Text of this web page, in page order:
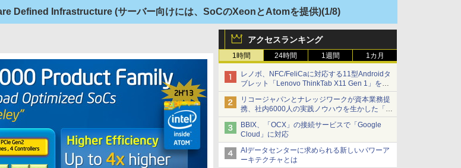
Defined Infrastructure (サーバー向けには、SoCのXeonとAtomを提供)(1/8)
アクセスランキング
1時間 24時間 1週間 1カ月
レノボ、NFC/FeliCaに対応する11型Androidタ
ブレット「Lenovo ThinkTab X11 Gen 1」を発
売
リコージャパンとナレッジワークが資本業務提
携、社内6000人の実践ノウハウを生かした「AI
商談記録 for RICOH」を展開へ
BBIX、「OCX」の接続サービスで「Google
Cloud」に対応
AIデータセンターに求められる新しいパワーア
ーキテクチャとは